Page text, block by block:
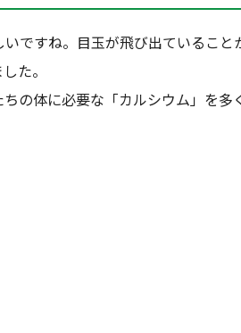
ですね。目玉が飛び出ているこ
た。
の体に必要な「カルシウム」を多